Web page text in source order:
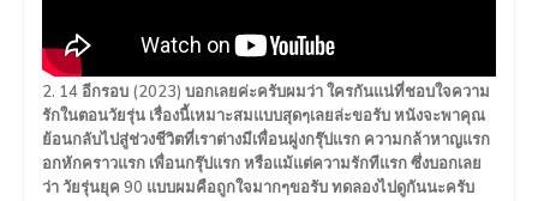
2. 14 อีกรอบ (2023) บอกเลยค่ะครับผมว่า ใครกันแน่ที่ชอบใจความ
รักในตอนวัยรุ่น เรื่องนี้เหมาะสมแบบสุดๆเลยล่ะขอรับ หนังจะพาคุณ
ย้อนกลับไปสู่ช่วงชีวิตที่เราต่างมีเพื่อนฝูงกรุ๊ปแรก ความกล้าหาญแรก
อกหักคราวแรก เพื่อนกรุ๊ปแรก หรือแม้แต่ความรักทีแรก ซึ่งบอกเลย
ว่า วัยรุ่นยุค 90 แบบผมคือถูกใจมากๆขอรับ ทดลองไปดูกันนะครับ